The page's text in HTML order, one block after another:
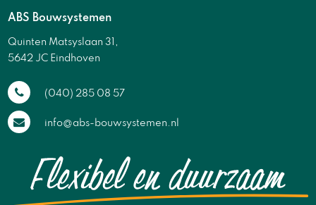
ABS Bouwsystemen
Quinten Matsyslaan 31,
5642 JC Eindhoven
(040) 285 08 57
info@abs-bouwsystemen.nl